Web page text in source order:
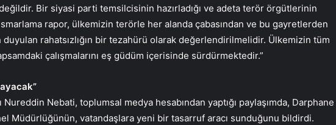
Bir siyasi parti temsilcisinin hazırladığı ve adeta terör örgütlerinin
rapor, ülkemizin terörle her alanda çabasından ve bu gayretlerden
duyulan rahatsızlığın bir tezahürü olarak değerlendirilmelidir. Ülkemizin tüm
çalışmalarını eş güdüm içerisinde sürdürmektedir.”
Nureddin Nebati, toplumsal medya hesabından yaptığı paylaşımda, Darphane
Müdürlüğünün, vatandaşlara yeni bir tasarruf aracı sunduğunu bildirdi.